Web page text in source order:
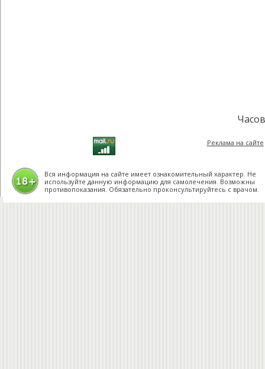
Реклама на сайте
Вся информация на сайте имеет ознакомительный характер. Не
используйте данную информацию для самолечения. Возможны
противопоказания. Обязательно проконсультируйтесь с врачом.